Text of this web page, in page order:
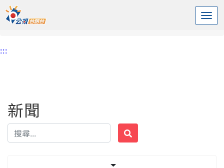
中央內容區塊
頭頁
:::
新聞